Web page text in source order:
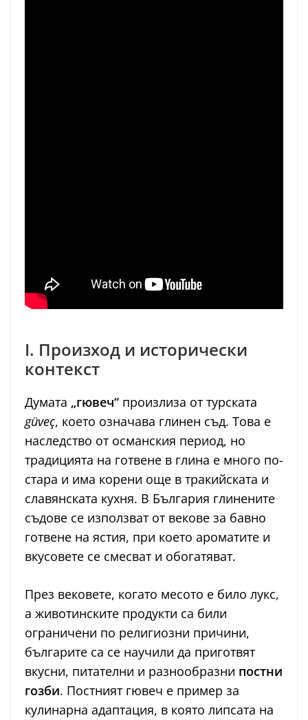
I. Произход и исторически
контекст
Думата „гювеч“ произлиза от турската
güveç, което означава глинен съд. Това е
наследство от османския период, но
традицията на готвене в глина е много по-
стара и има корени още в тракийската и
славянската кухня. В България глинените
съдове се използват от векове за бавно
готвене на ястия, при което ароматите и
вкусовете се смесват и обогатяват.
През вековете, когато месото е било лукс,
а животинските продукти са били
ограничени по религиозни причини,
българите са се научили да приготвят
вкусни, питателни и разнообразни постни
гозби. Постният гювеч е пример за
кулинарна адаптация, в която липсата на